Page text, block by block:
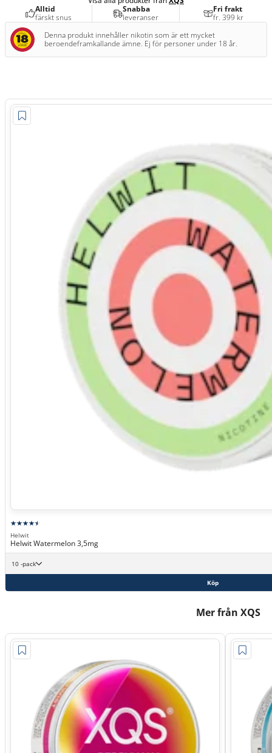
Alltid
färskt snus
Snabba
leveranser
Fri frakt
fr. 399 kr
Denna produkt innehåller nikotin som är ett mycket
beroendeframkallande ämne. Ej för personer under 18 år.
Helwit
Helwit Watermelon 3,5mg
10 -pack
Köp
Mer från XQS